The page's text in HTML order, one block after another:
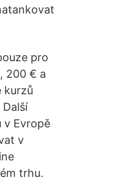
pro
200 € a
kurzů
v Evropě
v
trhu.